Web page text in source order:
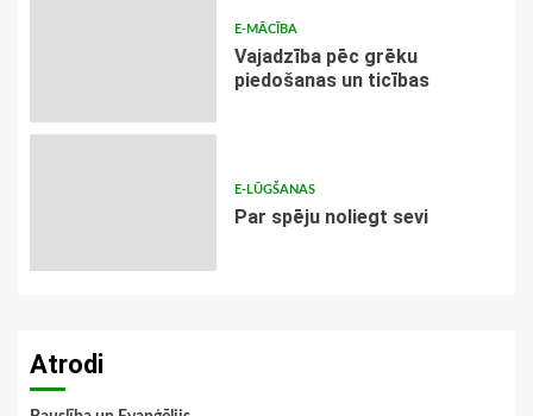
E-MĀCĪBA
Vajadzība pēc grēku
piedošanas un ticības
E-LŪGŠANAS
Par spēju noliegt sevi
Atrodi